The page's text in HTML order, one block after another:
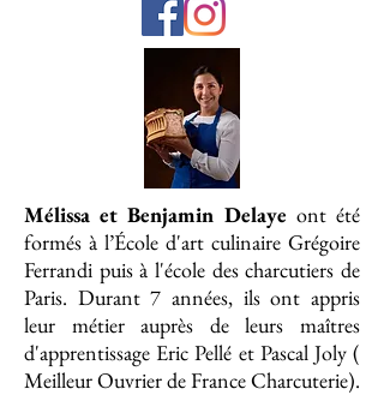
Mélissa et Benjamin Delaye ont été
formés à l’École d'art culinaire Grégoire
Ferrandi puis à l'école des charcutiers de
Paris. Durant 7 années, ils ont appris
leur métier auprès de leurs maîtres
d'apprentissage Eric Pellé et Pascal Joly (
Meilleur Ouvrier de France Charcuterie).